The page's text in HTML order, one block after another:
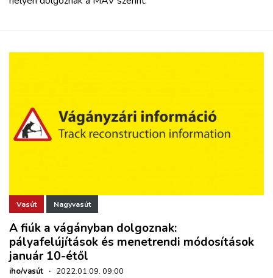
Vasút Nagyvasút
A fiúk a vágányban dolgoznak:
pályafelújítások és menetrendi módosítások
január 10-étől
iho/vasút · 2022.01.09. 09:00